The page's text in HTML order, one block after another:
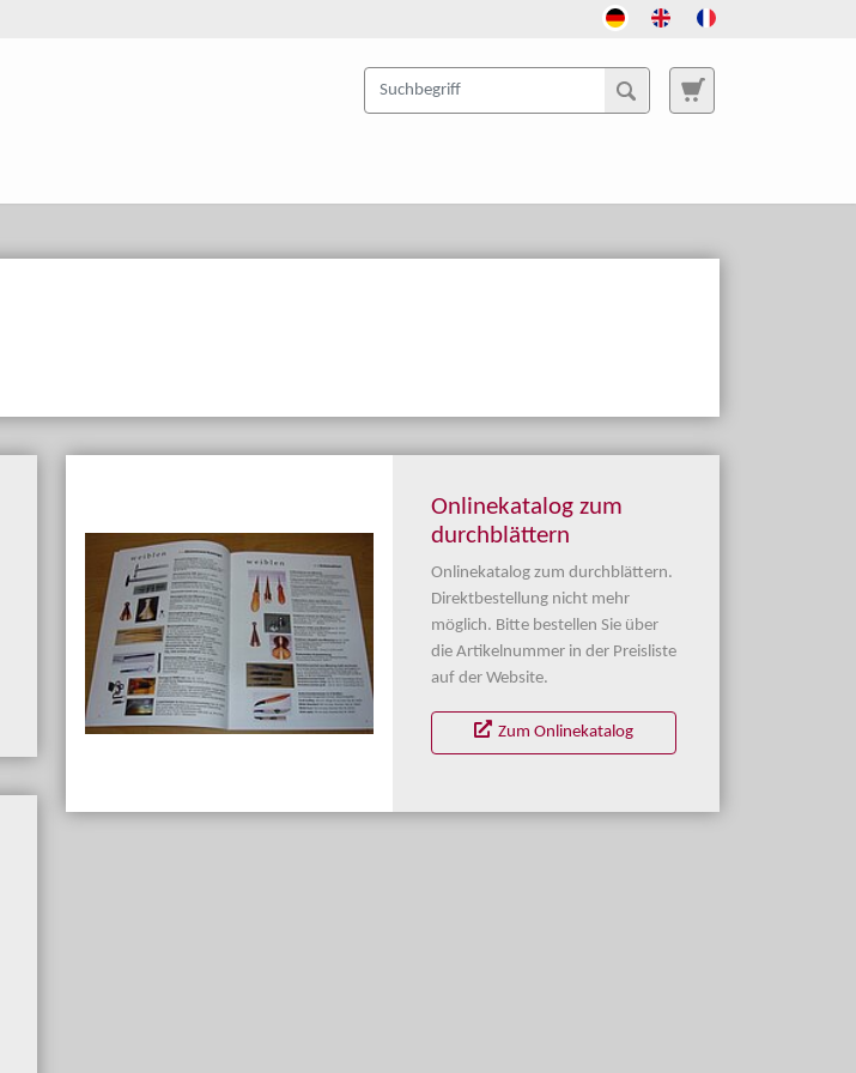
Onlinekatalog zum
durchblättern
Onlinekatalog zum durchblättern.
Direktbestellung nicht mehr
möglich. Bitte bestellen Sie über
die Artikelnummer in der Preisliste
auf der Website.
Zum Onlinekatalog